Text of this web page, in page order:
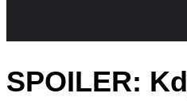
SPOILER: